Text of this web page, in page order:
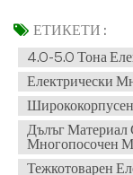
ЕТИКЕТИ :
4.0-5.0 Тона
Електрически
Дълъг
Многопосочен
Тежкотоварен